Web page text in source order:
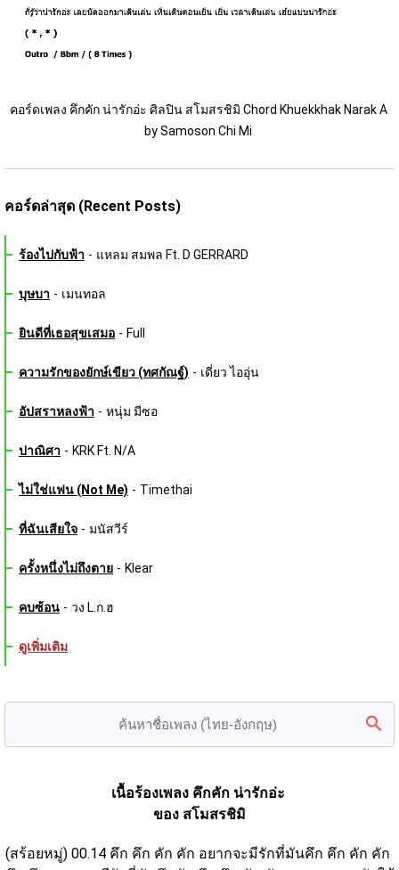
คอร์ดเพลง คึกคัก น่ารักอ่ะ ศิลปิน สโมสรชิมิ Chord Khuekkhak Narak A
by Samoson Chi Mi
คอร์ดล่าสุด (Recent Posts)
ร้องไปกับฟ้า - แหลม สมพล Ft. D GERRARD
บุษบา - เมนทอล
ยินดีที่เธอสุขเสมอ - Full
ความรักของยักษ์เขียว (ทศกัณฐ์) - เดี่ยว ไออุ่น
อัปสราหลงฟ้า - หนุ่ม มีซอ
ปาณิศา - KRK Ft. N/A
ไม่ใช่แฟน (Not Me) - Timethai
ที่ฉันเสียใจ - มนัสวีร์
ครั้งหนึ่งไม่ถึงตาย - Klear
คบซ้อน - วง L.ก.ฮ
ดูเพิ่มเติม
เนื้อร้องเพลง คึกคัก น่ารักอ่ะ
ของ สโมสรชิมิ
(สร้อยหมู่) 00.14 คึก คึก คัก คัก อยากจะมีรักที่มันคึก คึก คัก คัก